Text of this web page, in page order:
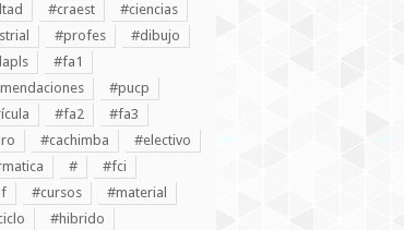
#craest
#ciencias
#profes
#dibujo
#fa1
#pucp
#fa2
#fa3
#cachimba
#electivo
#
#fci
#cursos
#material
#hibrido